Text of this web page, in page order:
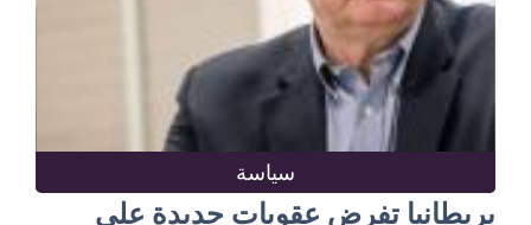
سياسة
بريطانيا تفرض عقوبات جديدة على